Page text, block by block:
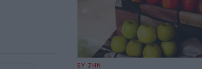
ΕΥ ΖΗΝ